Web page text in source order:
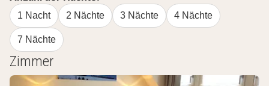
1 Nacht 2 Nächte 3 Nächte 4 Nächte
7 Nächte
Zimmer